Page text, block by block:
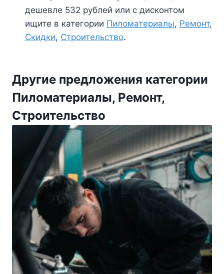
дешевле 532 рублей или с дисконтом
ищите в категории Пиломатериалы, Ремонт,
Скидки, Строительство.
Другие предложения категории
Пиломатериалы, Ремонт,
Строительство